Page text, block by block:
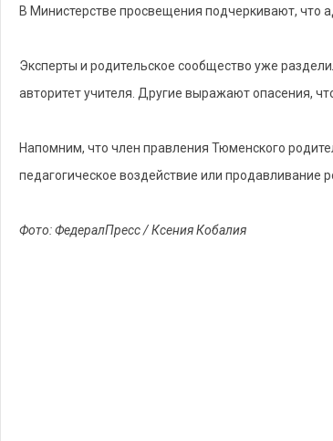
В Министерстве просвещения подчеркивают, что
Эксперты и родительское сообщество уже
авторитет учителя. Другие выражают опасения,
Напомним, что член правления Тюменского
педагогическое воздействие или продавливание
Фото: ФедералПресс / Ксения Кобалия